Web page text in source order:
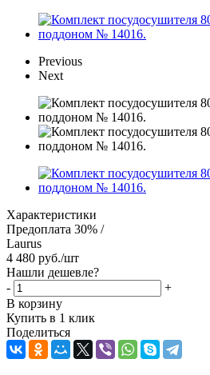
Previous
Next
Характеристики
Предоплата 30% /
Laurus
4 480 руб./шт
Нашли дешевле?
-
+
В корзину
Купить в 1 клик
Поделиться